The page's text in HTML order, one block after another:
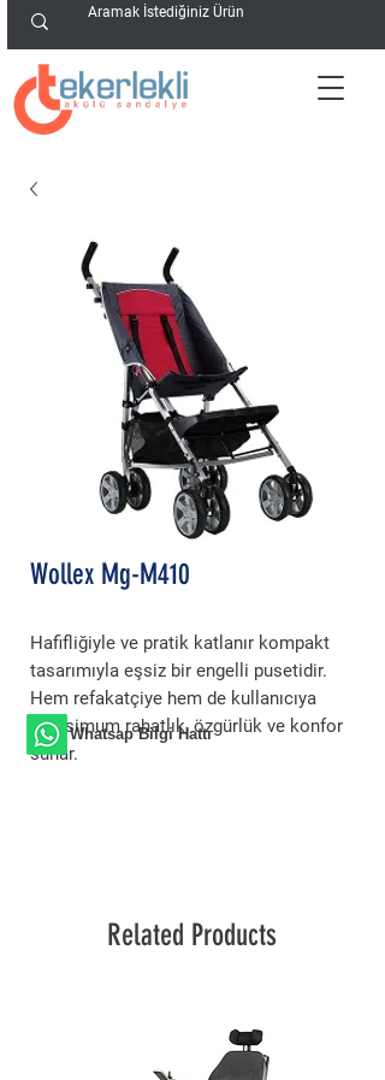
Wollex Mg-M410
Hafifliğiyle ve pratik katlanır kompakt
tasarımıyla eşsiz bir engelli pusetidir.
Hem refakatçiye hem de kullanıcıya
maksimum rahatlık, özgürlük ve konfor
sunar.
Whatsap Bilgi Hattı
Related Products